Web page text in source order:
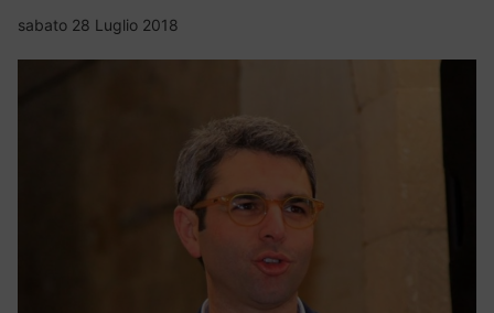
sabato 28 Luglio 2018